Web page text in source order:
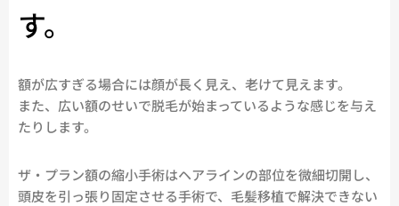
す。
額が広すぎる場合には顔が長く見え、老けて見えます。
また、広い額のせいで脱毛が始まっているような感じを与え
たりします。
ザ・プラン額の縮小手術はヘアラインの部位を微細切開し、
頭皮を引っ張り固定させる手術で、毛髪移植で解決できない